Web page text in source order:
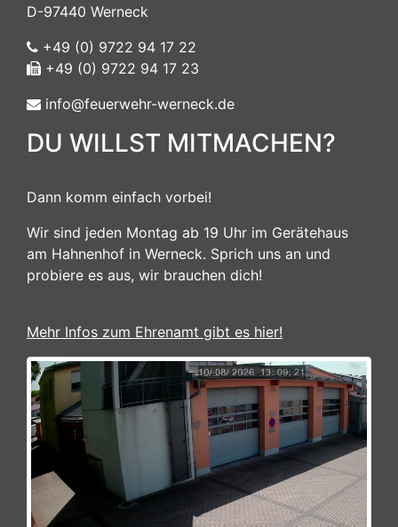
D-97440 Werneck
+49 (0) 9722 94 17 22
+49 (0) 9722 94 17 23
info@feuerwehr-werneck.de
DU WILLST MITMACHEN?
Dann komm einfach vorbei!
Wir sind jeden Montag ab 19 Uhr im Gerätehaus
am Hahnenhof in Werneck. Sprich uns an und
probiere es aus, wir brauchen dich!
Mehr Infos zum Ehrenamt gibt es hier!